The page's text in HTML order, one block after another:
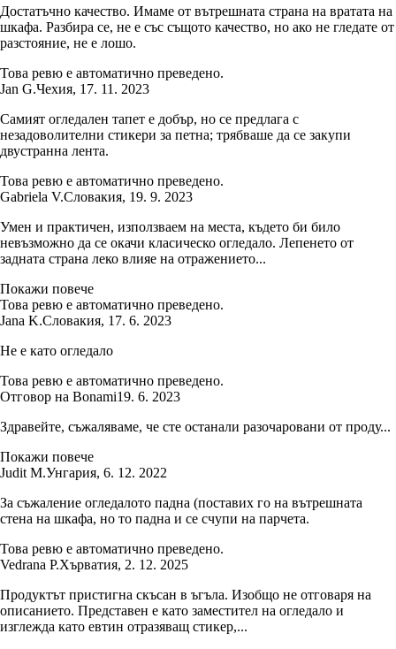
Достатъчно качество. Имаме от вътрешната страна на вратата на
шкафа. Разбира се, не е със същото качество, но ако не гледате от
разстояние, не е лошо.
Това ревю е автоматично преведено.
Jan G.Чехия, 17. 11. 2023
Самият огледален тапет е добър, но се предлага с
незадоволителни стикери за петна; трябваше да се закупи
двустранна лента.
Това ревю е автоматично преведено.
Gabriela V.Словакия, 19. 9. 2023
Умен и практичен, използваем на места, където би било
невъзможно да се окачи класическо огледало. Лепенето от
задната страна леко влияе на отражението...
Покажи повече
Това ревю е автоматично преведено.
Jana K.Словакия, 17. 6. 2023
Не е като огледало
Това ревю е автоматично преведено.
Отговор на Bonami19. 6. 2023
Здравейте, съжаляваме, че сте останали разочаровани от проду...
Покажи повече
Judit M.Унгария, 6. 12. 2022
За съжаление огледалото падна (поставих го на вътрешната
стена на шкафа, но то падна и се счупи на парчета.
Това ревю е автоматично преведено.
Vedrana P.Хърватия, 2. 12. 2025
Продуктът пристигна скъсан в ъгъла. Изобщо не отговаря на
описанието. Представен е като заместител на огледало и
изглежда като евтин отразяващ стикер,...